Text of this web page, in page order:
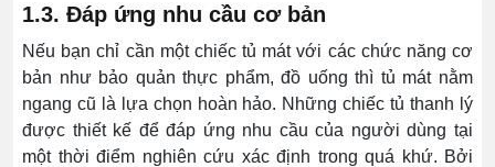
1.3. Đáp ứng nhu cầu cơ bản
Nếu bạn chỉ cần một chiếc tủ mát với các chức năng cơ
bản như bảo quản thực phẩm, đồ uống thì tủ mát nằm
ngang cũ là lựa chọn hoàn hảo. Những chiếc tủ thanh lý
được thiết kế để đáp ứng nhu cầu của người dùng tại
một thời điểm nghiên cứu xác định trong quá khứ. Bởi